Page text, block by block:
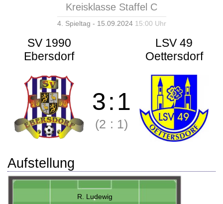
Kreisklasse Staffel C
4. Spieltag - 15.09.2024 15:00 Uhr
SV 1990
Ebersdorf
LSV 49
Oettersdorf
3:1
(2 : 1)
Aufstellung
R. Ludewig